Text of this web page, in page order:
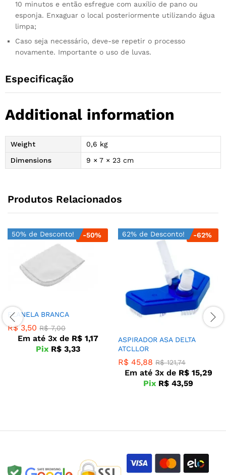
10 minutos e então esfregue com auxílio de pano ou
esponja. Enxaguar o local posteriormente utilizando água
limpa;
Caso seja necessário, deve-se repetir o processo
novamente. Importante o uso de luvas.
Especificação
Additional information
Weight
0,6 kg
Dimensions
9 × 7 × 23 cm
Produtos Relacionados
50% de Desconto! -50%
FLANELA BRANCA
R$3,50 R$7,00
Em até 3x de R$1,17
Pix R$3,33
62% de Desconto! -62%
ASPIRADOR ASA DELTA
ATCLLOR
R$ 45,88 R$121,74
Em até 3x de R$15,29
Pix R$ 43,59